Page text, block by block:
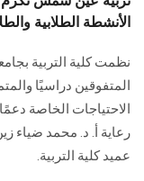
الأنشطة الطلابية
نظمت كلية التربية
المتفوقين دراسيًا
الاحتياجات الخاصة
رعاية أ. د. محمد ضياء
عميد كلية التربية.